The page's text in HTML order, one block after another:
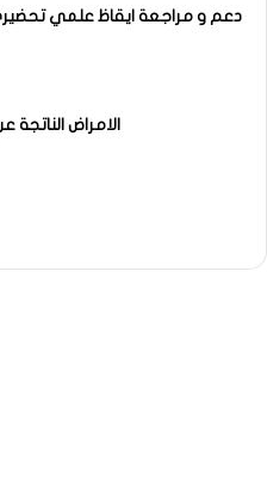
دعم و مراجعة ايقاظ علمي
الامراض الناتجة